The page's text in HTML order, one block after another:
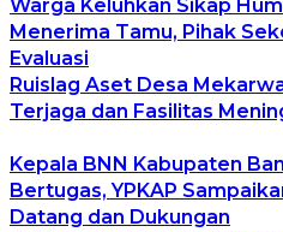
Warga Keluhkan Sikap
Menerima Tamu, Pihak
Evaluasi
Ruislag Aset Desa
Terjaga dan Fasilitas
Kepala BNN Kabupaten
Bertugas, YPKAP
Datang dan Dukungan